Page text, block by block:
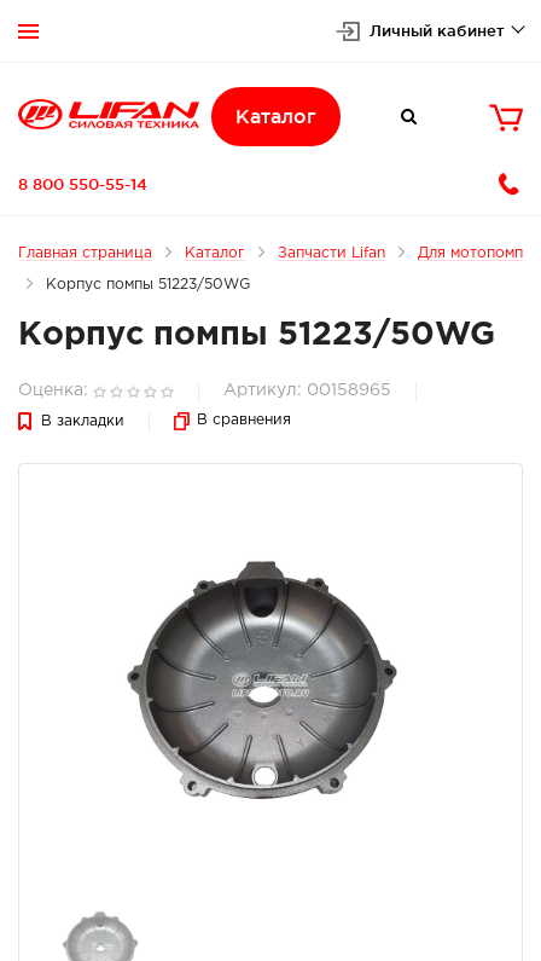
 Личный кабинет
Каталог  
8 800 550-55-14
Главная страница Каталог Запчасти Lifan Для мотопомп
Корпус помпы 51223/50WG
Корпус помпы 51223/50WG
Оценка: Артикул: 00158965
В закладки В сравнения